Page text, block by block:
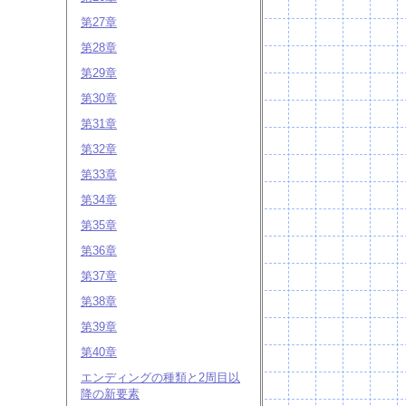
第27章
第28章
第29章
第30章
第31章
第32章
第33章
第34章
第35章
第36章
第37章
第38章
第39章
第40章
エンディングの種類と2周目以
降の新要素